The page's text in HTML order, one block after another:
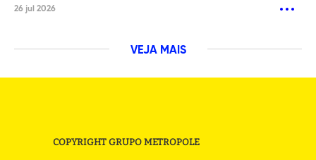
26 jul 2026
VEJA MAIS
COPYRIGHT GRUPO METROPOLE